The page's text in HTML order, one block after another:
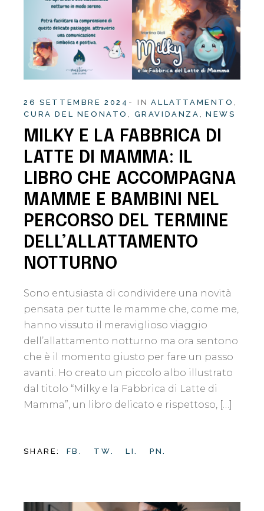
26 SETTEMBRE 2024 IN ALLATTAMENTO
CURA DEL NEONATO
GRAVIDANZA NEWS
MILKY E LA FABBRICA DI
LATTE DI MAMMA: IL
LIBRO CHE ACCOMPAGNA
MAMME E BAMBINI NEL
PERCORSO DEL TERMINE
DELL’ALLATTAMENTO
NOTTURNO
Sono entusiasta di condividere una novità
pensata per tutte le mamme che, come me,
hanno vissuto il meraviglioso viaggio
dell’allattamento notturno ma ora sentono
che è il momento giusto per fare un passo
avanti. Ho creato un piccolo albo illustrato
dal titolo “Milky e la Fabbrica di Latte di
Mamma”, un libro delicato e rispettoso, […]
SHARE: FB. TW. LI. PN.